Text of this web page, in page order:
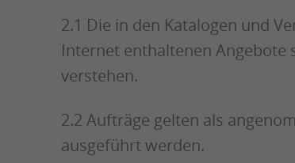
2.1 Die in den Katalogen und
Internet enthaltenen Angebote
verstehen.
2.2 Aufträge gelten als
ausgeführt werden.